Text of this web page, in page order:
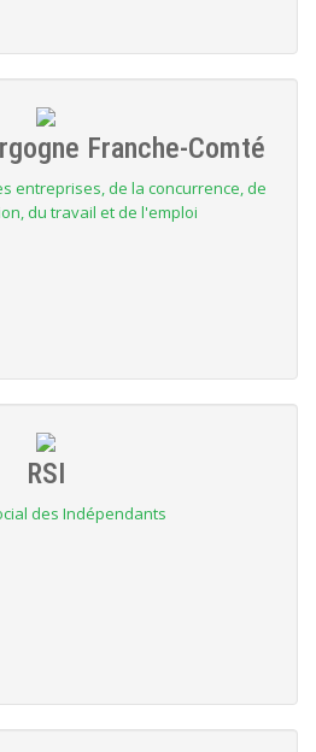
Franche-Comté
entreprises, de la concurrence, de
du travail et de l'emploi
RSI
des Indépendants